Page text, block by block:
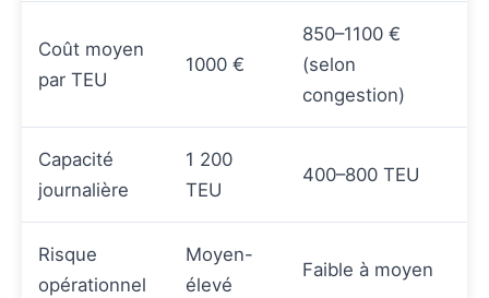
Coût moyen
par TEU
1000 €
850–1100 €
(selon
congestion)
Capacité
journalière
1 200
TEU
400–800 TEU
Risque
opérationnel
Moyen-
élevé
Faible à moyen